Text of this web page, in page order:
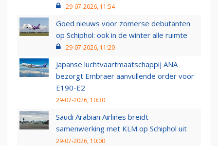
29-07-2026, 11:54
Goed nieuws voor zomerse debutanten
op Schiphol: ook in de winter alle ruimte
29-07-2026, 11:20
Japanse luchtvaartmaatschappij ANA
bezorgt Embraer aanvullende order voor
E190-E2
29-07-2026, 10:30
Saudi Arabian Airlines breidt
samenwerking met KLM op Schiphol uit
29-07-2026, 10:00